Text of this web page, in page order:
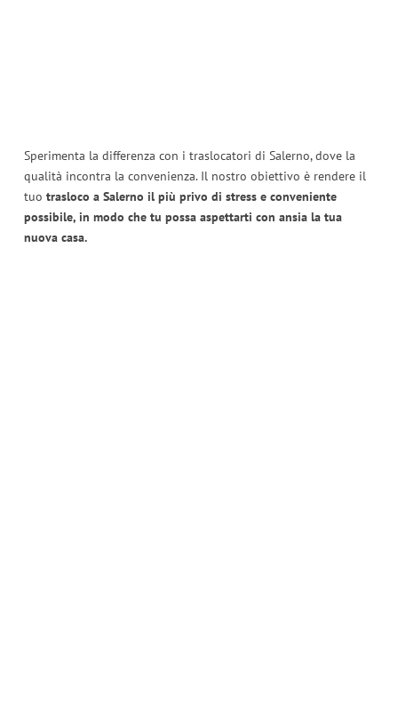
Sperimenta la differenza con i traslocatori di Salerno, dove la
qualità incontra la convenienza. Il nostro obiettivo è rendere il
tuo trasloco a Salerno il più privo di stress e conveniente
possibile, in modo che tu possa aspettarti con ansia la tua
nuova casa.